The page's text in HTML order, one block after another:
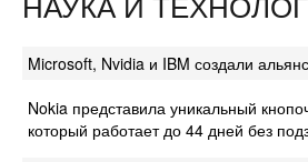
Microsoft, Nvidia и IBM создали
Nokia представила уникальный
который работает до 44 дней без